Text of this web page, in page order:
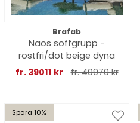
Brafab
Naos soffgrupp -
rostfri/dot beige dyna
fr. 39011 kr
fr. 40970 kr
Spara 10%